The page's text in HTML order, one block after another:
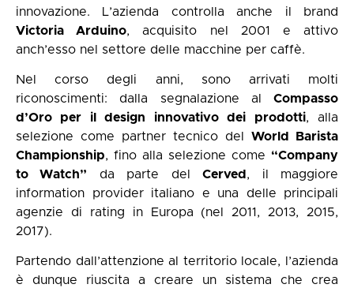
innovazione. L’azienda controlla anche il brand
Victoria Arduino, acquisito nel 2001 e attivo
anch’esso nel settore delle macchine per caffè.
Nel corso degli anni, sono arrivati molti
riconoscimenti: dalla segnalazione al Compasso
d’Oro per il design innovativo dei prodotti, alla
selezione come partner tecnico del World Barista
Championship, fino alla selezione come “Company
to Watch” da parte delCerved , il maggiore
information provider italiano e una delle principali
agenzie di rating in Europa (nel 2011, 2013, 2015,
2017).
Partendo dall’attenzione al territorio locale, l’azienda
è dunque riuscita a creare un sistema che crea